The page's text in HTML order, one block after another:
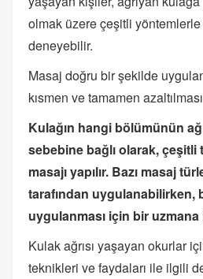
olmak üzere çeşitli yöntemlerle
deneyebilir.
Masaj doğru bir şekilde
kısmen ve tamamen
Kulağın hangi bölümünün
sebebine bağlı olarak,
masajı yapılır. Bazı masaj
tarafından uygulanabilirken,
uygulanması için bir uzmana
Kulak ağrısı yaşayan okurlar
teknikleri ve faydaları ile ilgili